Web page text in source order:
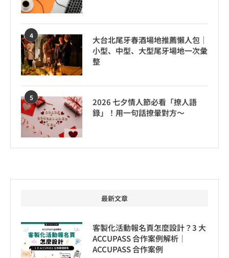
4
大台北尾牙春酒場地推薦懶人包｜
小型、中型、大型尾牙場地一次彙
整
5
2026 七夕情人節必看「撩人語
錄」！用一句話撩暈對方～
最新文章
客製化活動報名頁怎麼設計？3 大
ACCUPASS 合作案例解析｜
ACCUPASS 合作案例